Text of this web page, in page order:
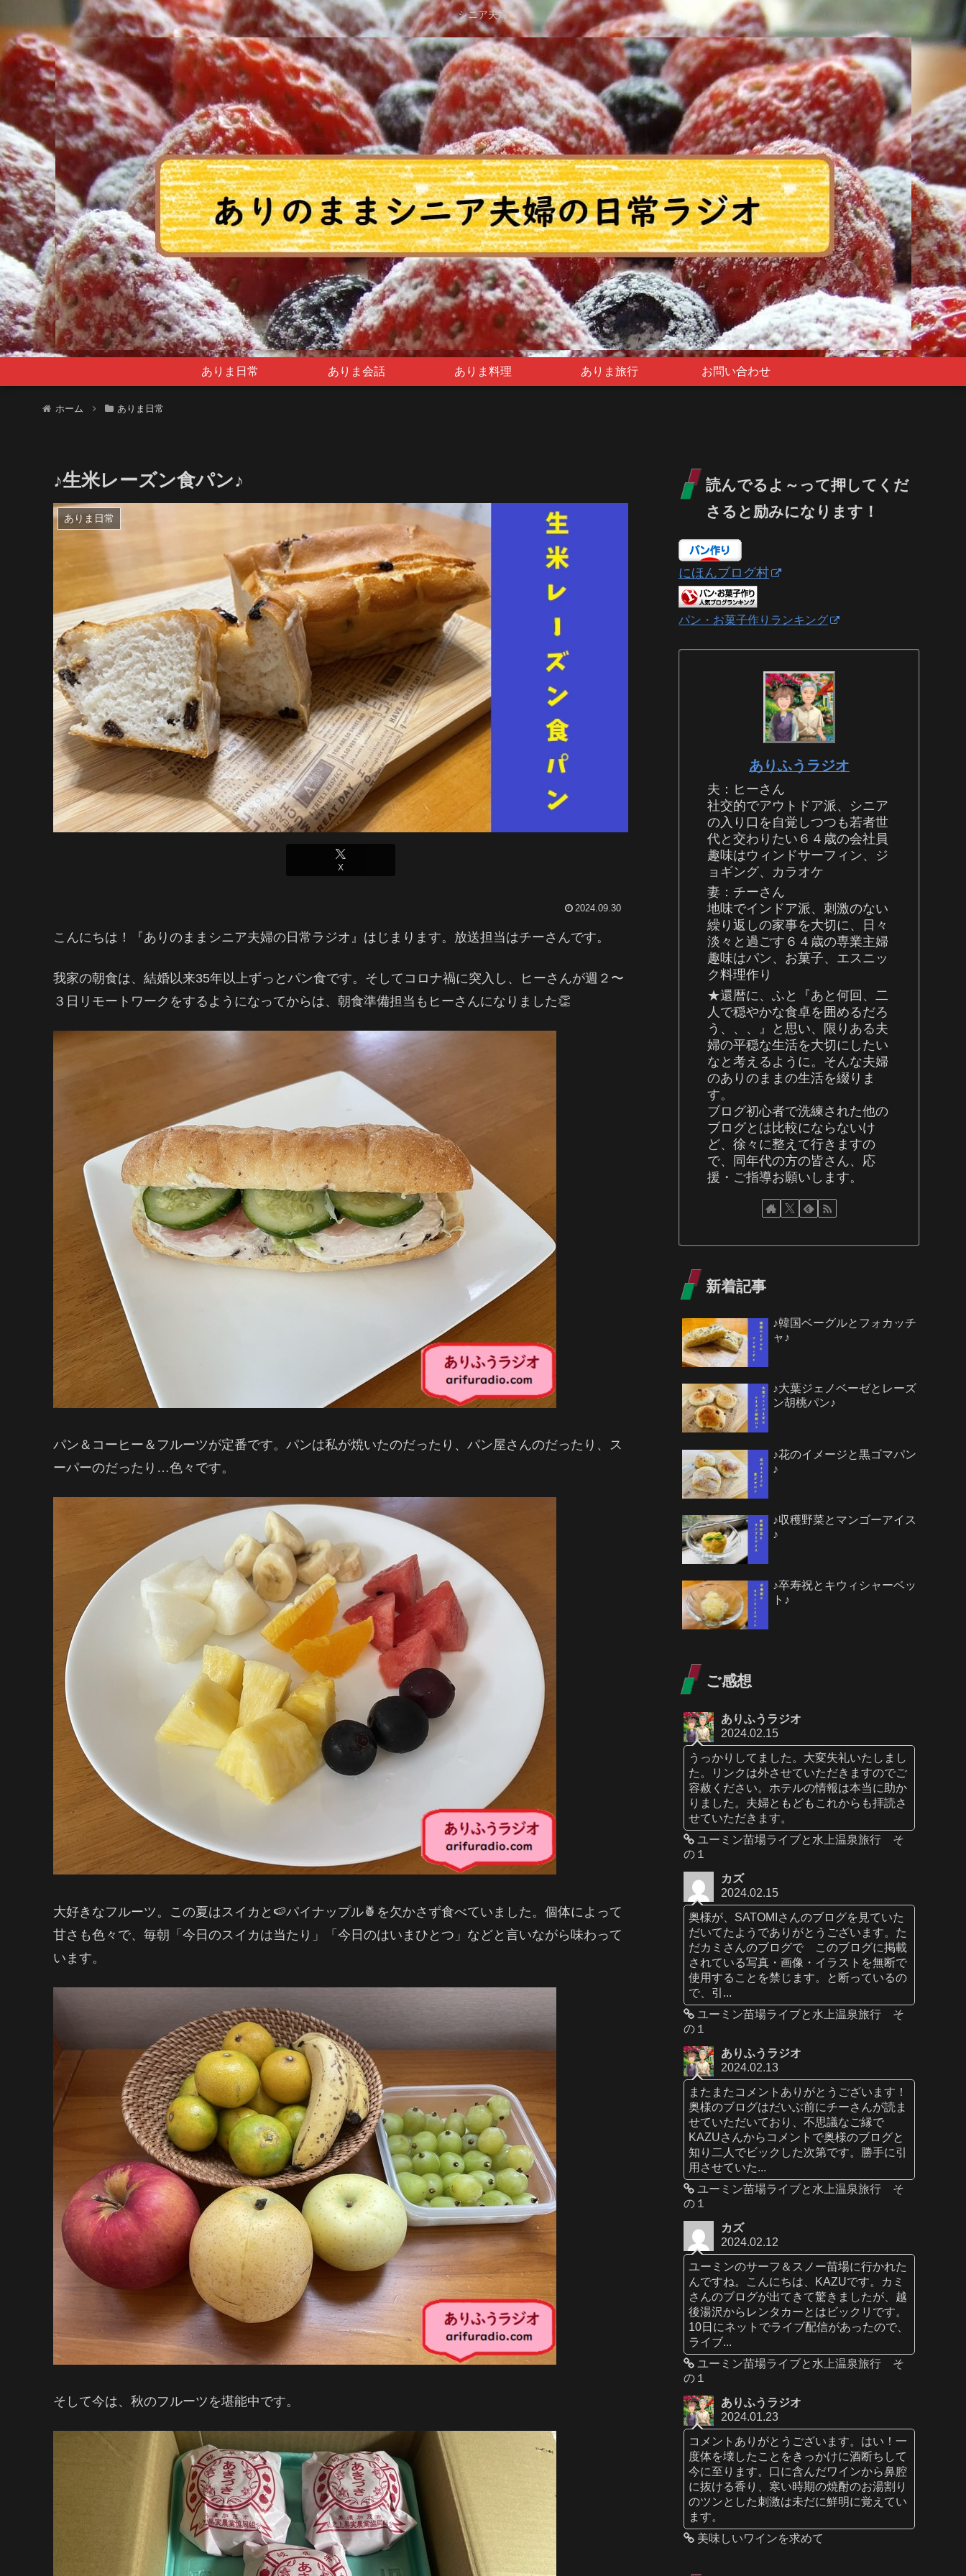
シニア夫婦
ありま日常 ありま会話 ありま料理 ありま旅行 お問い合わせ
ホーム ありま日常
♪生米レーズン食パン♪
ありま日常
X
2024.09.30
こんにちは！『ありのままシニア夫婦の日常ラジオ』はじまります。放送担当はチーさんです。
我家の朝食は、結婚以来35年以上ずっとパン食です。そしてコロナ禍に突入し、ヒーさんが週２〜
３日リモートワークをするようになってからは、朝食準備担当もヒーさんになりました👏
パン＆コーヒー＆フルーツが定番です。パンは私が焼いたのだったり、パン屋さんのだったり、ス
ーパーのだったり…色々です。
大好きなフルーツ。この夏はスイカと🍉パイナップル🍍を欠かさず食べていました。個体によって
甘さも色々で、毎朝「今日のスイカは当たり」「今日のはいまひとつ」などと言いながら味わって
います。
そして今は、秋のフルーツを堪能中です。
読んでるよ～って押してくだ
さると励みになります！
にほんブログ村
パン・お菓子作りランキング
ありふうラジオ
夫：ヒーさん
社交的でアウトドア派、シニア
の入り口を自覚しつつも若者世
代と交わりたい６４歳の会社員
趣味はウィンドサーフィン、ジ
ョギング、カラオケ
妻：チーさん
地味でインドア派、刺激のない
繰り返しの家事を大切に、日々
淡々と過ごす６４歳の専業主婦
趣味はパン、お菓子、エスニッ
ク料理作り
★還暦に、ふと『あと何回、二
人で穏やかな食卓を囲めるだろ
う、、、』と思い、限りある夫
婦の平穏な生活を大切にしたい
なと考えるように。そんな夫婦
のありのままの生活を綴りま
す。
ブログ初心者で洗練された他の
ブログとは比較にならないけ
ど、徐々に整えて行きますの
で、同年代の方の皆さん、応
援・ご指導お願いします。
新着記事
♪韓国ベーグルとフォカッチ
ャ♪
♪大葉ジェノベーゼとレーズ
ン胡桃パン♪
♪花のイメージと黒ゴマパン
♪
♪収穫野菜とマンゴーアイス
♪
♪卒寿祝とキウィシャーベッ
ト♪
ご感想
ありふうラジオ
2024.02.15
うっかりしてました。大変失礼いたしまし
た。リンクは外させていただきますのでご
容赦ください。ホテルの情報は本当に助か
りました。夫婦ともどもこれからも拝読さ
せていただきます。
ユーミン苗場ライブと水上温泉旅行 そ
の１
カズ
2024.02.15
奥様が、SATOMIさんのブログを見ていた
だいてたようでありがとうございます。た
だカミさんのブログで このブログに掲載
されている写真・画像・イラストを無断で
使用することを禁じます。と断っているの
で、引...
ユーミン苗場ライブと水上温泉旅行 そ
の１
ありふうラジオ
2024.02.13
またまたコメントありがとうございます！
奥様のブログはだいぶ前にチーさんが読ま
せていただいており、不思議なご縁で
KAZUさんからコメントで奥様のブログと
知り二人でビックした次第です。勝手に引
用させていた...
ユーミン苗場ライブと水上温泉旅行 そ
の１
カズ
2024.02.12
ユーミンのサーフ＆スノー苗場に行かれた
んですね。こんにちは、KAZUです。カミ
さんのブログが出てきて驚きましたが、越
後湯沢からレンタカーとはビックリです。
10日にネットでライブ配信があったので、
ライブ...
ユーミン苗場ライブと水上温泉旅行 そ
の１
ありふうラジオ
2024.01.23
コメントありがとうございます。はい！一
度体を壊したことをきっかけに酒断ちして
今に至ります。口に含んだワインから鼻腔
に抜ける香り、寒い時期の焼酎のお湯割り
のツンとした刺激は未だに鮮明に覚えてい
ます。
美味しいワインを求めて